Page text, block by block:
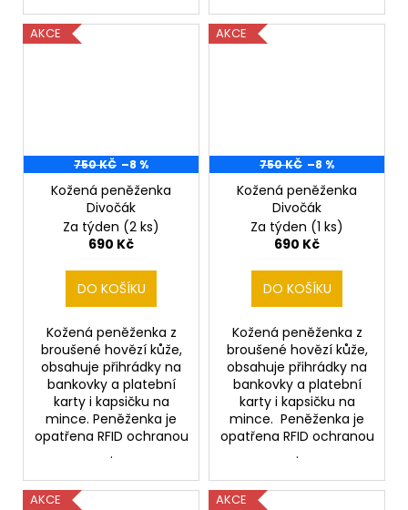
AKCE
750 KČ –8 %
Kožená peněženka
Divočák
Za týden (2 ks)
690 Kč
DO KOŠÍKU
Kožená peněženka z
broušené hovězí kůže,
obsahuje přihrádky na
bankovky a platební
karty i kapsičku na
mince. Peněženka je
opatřena RFID ochranou
.
AKCE
750 KČ –8 %
Kožená peněženka
Divočák
Za týden (1 ks)
690 Kč
DO KOŠÍKU
Kožená peněženka z
broušené hovězí kůže,
obsahuje přihrádky na
bankovky a platební
karty i kapsičku na
mince. Peněženka je
opatřena RFID ochranou
.
AKCE AKCE